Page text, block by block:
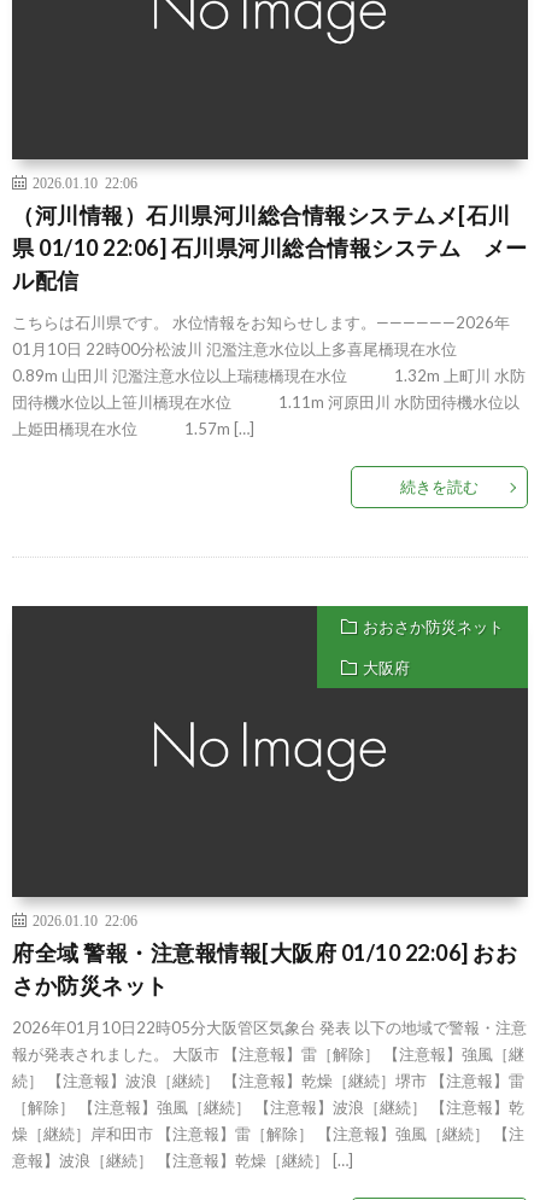
2026.01.10 22:06
（河川情報）石川県河川総合情報システムメ[石川
県 01/10 22:06] 石川県河川総合情報システム メー
ル配信
こちらは石川県です。 水位情報をお知らせします。——————2026年
01月10日 22時00分松波川 氾濫注意水位以上多喜尾橋現在水位
0.89m 山田川 氾濫注意水位以上瑞穂橋現在水位 1.32m 上町川 水防
団待機水位以上笹川橋現在水位 1.11m 河原田川 水防団待機水位以
上姫田橋現在水位 1.57m […]
続きを読む
おおさか防災ネット
大阪府
2026.01.10 22:06
府全域 警報・注意報情報[大阪府 01/10 22:06] おお
さか防災ネット
2026年01月10日22時05分大阪管区気象台 発表 以下の地域で警報・注意
報が発表されました。 大阪市 【注意報】雷［解除］ 【注意報】強風［継
続］ 【注意報】波浪［継続］ 【注意報】乾燥［継続］堺市 【注意報】雷
［解除］ 【注意報】強風［継続］ 【注意報】波浪［継続］ 【注意報】乾
燥［継続］岸和田市 【注意報】雷［解除］ 【注意報】強風［継続］ 【注
意報】波浪［継続］ 【注意報】乾燥［継続］ […]